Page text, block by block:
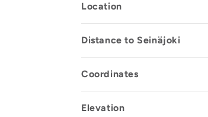
Location
Distance to Seinäjoki
Coordinates
Elevation